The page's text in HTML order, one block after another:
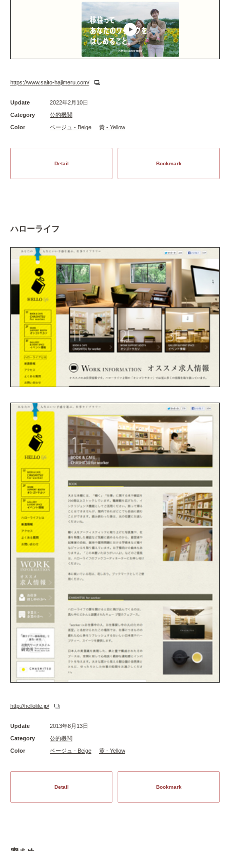
https://www.saito-hajimeru.com/
Update
2022年2月10日
Category
公的機関
Color
ベージュ - Beige 黄 - Yellow
Detail Bookmark
ハローライフ
http://hellolife.jp/
Update
2013年8月13日
Category
公的機関
Color
ベージュ - Beige 黄 - Yellow
Detail Bookmark